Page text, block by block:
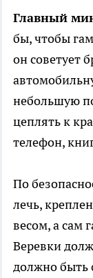
Главный
бы, чтобы
он советует
небольшую
цеплять к
телефон,
По
лечь,
весом, а сам
Веревки
должно быть